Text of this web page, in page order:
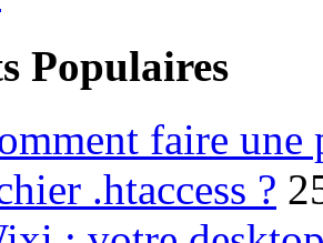
Populaires
faire une
.htaccess ?